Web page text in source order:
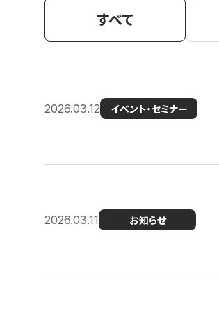
すべて
2026.03.12 イベント・セミナー
2026.03.11 お知らせ